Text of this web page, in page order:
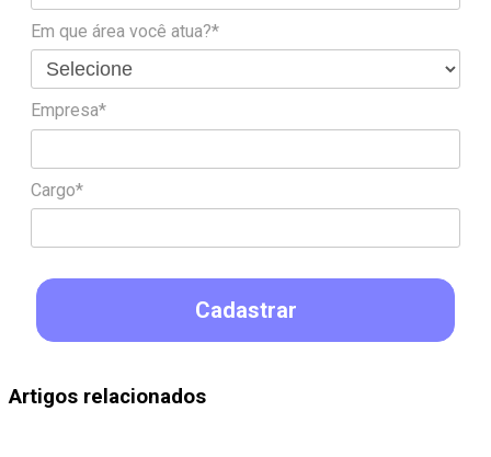
Em que área você atua?*
Empresa*
Cargo*
Cadastrar
Artigos relacionados